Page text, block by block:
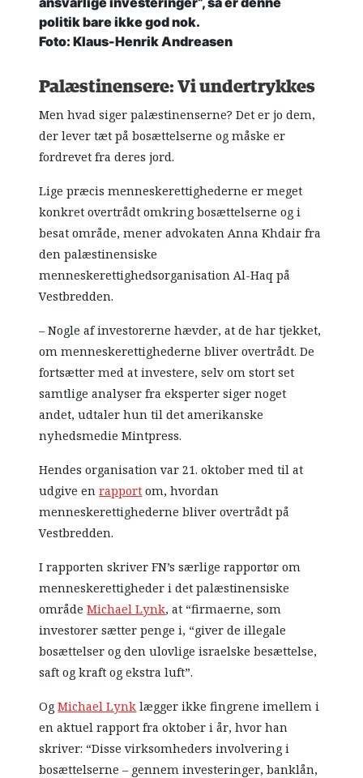
politik bare ikke god nok.
Foto: Klaus-Henrik Andreasen
Palæstinensere: Vi undertrykkes
Men hvad siger palæstinenserne? Det er jo dem,
der lever tæt på bosættelserne og måske er
fordrevet fra deres jord.
Lige præcis menneskerettighederne er meget
konkret overtrådt omkring bosættelserne og i
besat område, mener advokaten Anna Khdair fra
den palæstinensiske
menneskerettighedsorganisation Al-Haq på
Vestbredden.
– Nogle af investorerne hævder, at de har tjekket,
om menneskerettighederne bliver overtrådt. De
fortsætter med at investere, selv om stort set
samtlige analyser fra eksperter siger noget
andet, udtaler hun til det amerikanske
nyhedsmedie Mintpress.
Hendes organisation var 21. oktober med til at
udgive enrapportom, hvordan
menneskerettighederne bliver overtrådt på
Vestbredden.
I rapporten skriver FN’s særlige rapportør om
menneskerettigheder i det palæstinensiske
områdeMichael Lynk, at “firmaerne, som
investorer sætter penge i, “giver de illegale
bosættelser og den ulovlige israelske besættelse,
saft og kraft og ekstra luft”.
OgMichael Lynklægger ikke fingrene imellem i
en aktuel rapport fra oktober i år, hvor han
skriver: “Disse virksomheders involvering i
bosættelserne – gennem investeringer, banklån,